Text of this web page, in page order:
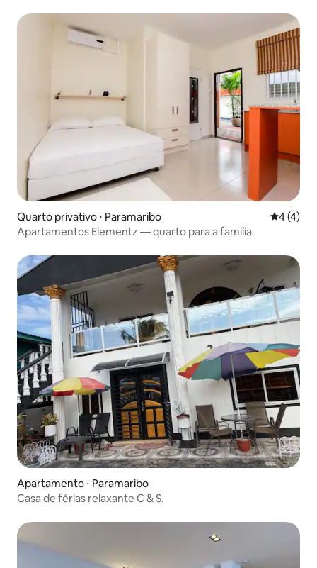
Quarto privativo ⋅ Paramaribo 4 de
4 (4)
Apartamentos Elementz — quarto para a família
Apartamento ⋅ Paramaribo
Casa de férias relaxante C & S.